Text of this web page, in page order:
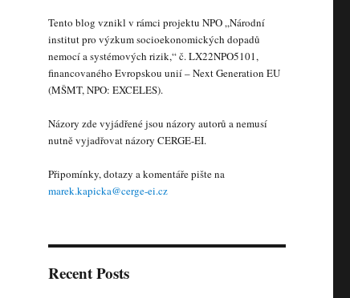
Tento blog vznikl v rámci projektu NPO „Národní
institut pro výzkum socioekonomických dopadů
nemocí a systémových rizik,“ č. LX22NPO5101,
financovaného Evropskou unií – Next Generation EU
(MŠMT, NPO: EXCELES).
Názory zde vyjádřené jsou názory autorů a nemusí
nutně vyjadřovat názory CERGE-EI.
Připomínky, dotazy a komentáře pište na
marek.kapicka@cerge-ei.cz
Recent Posts